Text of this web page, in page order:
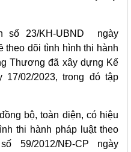
số 23/KH-UBND ngày
theo dõi tình hình thi hành
Thương đã xây dựng Kế
17/02/2023, trong đó tập
bộ, toàn diện, có hiệu
thi hành pháp luật theo
59/2012/NĐ-CP ngày